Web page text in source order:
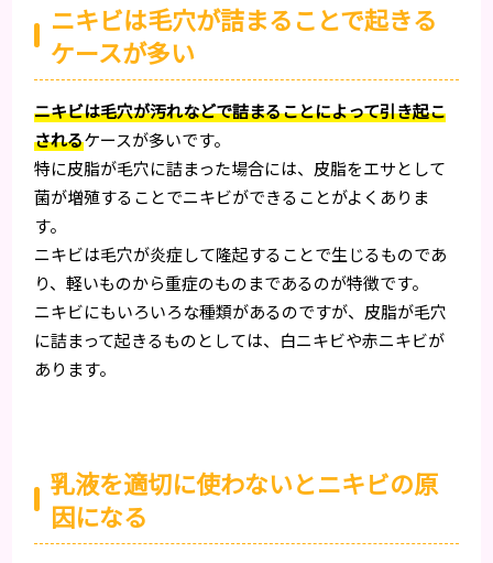
ニキビは毛穴が詰まることで起きる
ケースが多い
ニキビは毛穴が汚れなどで詰まることによって引き起こ
されるケースが多いです。
特に皮脂が毛穴に詰まった場合には、皮脂をエサとして
菌が増殖することでニキビができることがよくありま
す。
ニキビは毛穴が炎症して隆起することで生じるものであ
り、軽いものから重症のものまであるのが特徴です。
ニキビにもいろいろな種類があるのですが、皮脂が毛穴
に詰まって起きるものとしては、白ニキビや赤ニキビが
あります。
乳液を適切に使わないとニキビの原
因になる